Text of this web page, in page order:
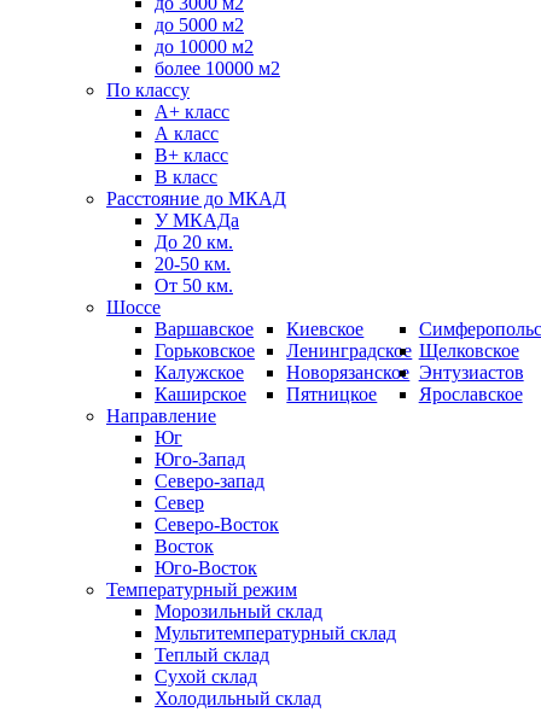
до 5000 м2
до 10000 м2
более 10000 м2
По классу
A+ класс
А класс
В+ класс
B класс
Расстояние до МКАД
У МКАДа
До 20 км.
20-50 км.
От 50 км.
Шоссе
Варшавское
Горьковское
Калужское
Каширское
Киевское
Ленинградское
Новорязанское
Пятницкое
Щелковское
Энтузиастов
Ярославское
Направление
Юг
Юго-Запад
Северо-запад
Север
Северо-Восток
Восток
Юго-Восток
Температурный режим
Морозильный склад
Мультитемпературный склад
Теплый склад
Сухой склад
Холодильный склад